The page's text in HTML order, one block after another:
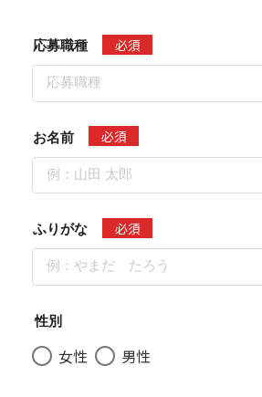
応募職種 必須
お名前 必須
ふりがな 必須
性別
女性 男性